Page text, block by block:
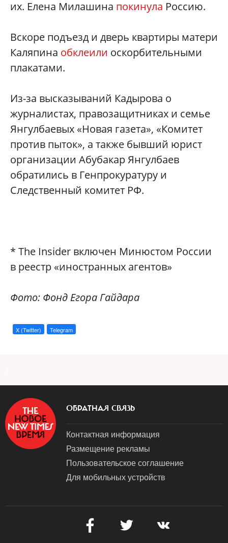
их. Елена Милашина покинула Россию.
Вскоре подъезд и дверь квартиры матери
Каляпина обклеили оскорбительными
плакатами.
Из-за высказываний Кадырова о
журналистах, правозащитниках и семье
Янгулбаевых «Новая газета», «Комитет
против пыток», а также бывший юрист
организации Абубакар Янгулбаев
обратились в Генпрокуратуру и
Следственный комитет РФ.
* The Insider включен Минюстом России
в реестр «иностранных агентов»
Фото: Фонд Егора Гайдара
X (Twitter) Telegram
ОБРАТНАЯ СВЯЗЬ
Контактная информация
Размещение рекламы
Пользовательское соглашение
Для мобильных устройств